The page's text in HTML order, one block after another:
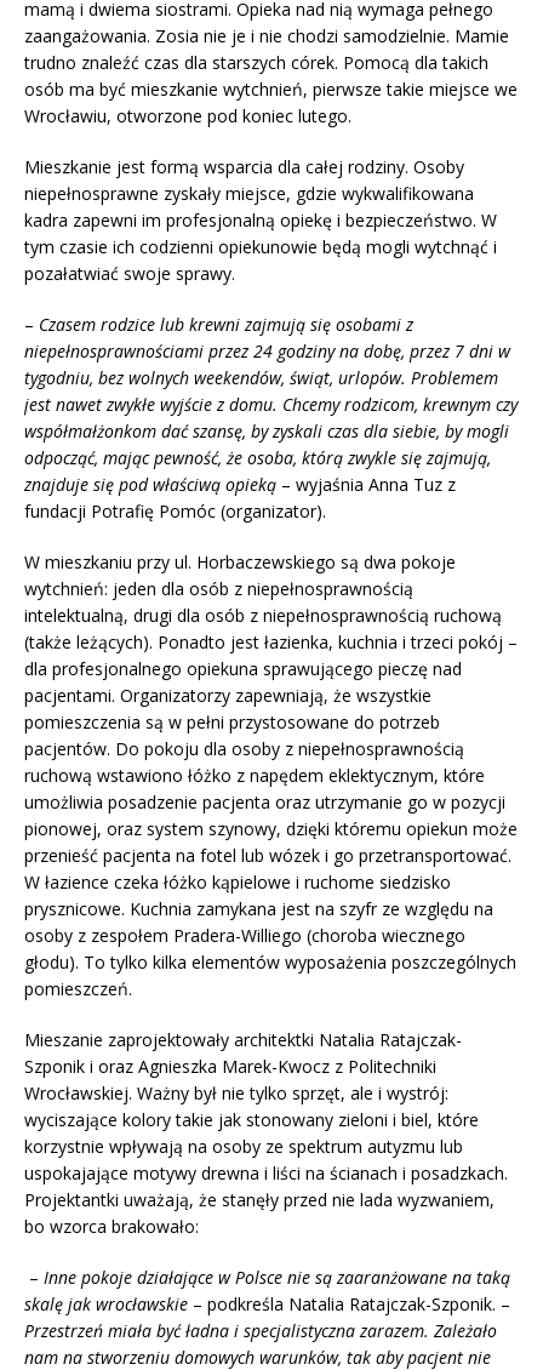
mamą i dwiema siostrami. Opieka nad nią wymaga pełnego
zaangażowania. Zosia nie je i nie chodzi samodzielnie. Mamie
trudno znaleźć czas dla starszych córek. Pomocą dla takich
osób ma być mieszkanie wytchnień, pierwsze takie miejsce we
Wrocławiu, otworzone pod koniec lutego.
Mieszkanie jest formą wsparcia dla całej rodziny. Osoby
niepełnosprawne zyskały miejsce, gdzie wykwalifikowana
kadra zapewni im profesjonalną opiekę i bezpieczeństwo. W
tym czasie ich codzienni opiekunowie będą mogli wytchnąć i
pozałatwiać swoje sprawy.
– Czasem rodzice lub krewni zajmują się osobami z
niepełnosprawnościami przez 24 godziny na dobę, przez 7 dni w
tygodniu, bez wolnych weekendów, świąt, urlopów. Problemem
jest nawet zwykłe wyjście z domu. Chcemy rodzicom, krewnym czy
współmałżonkom dać szansę, by zyskali czas dla siebie, by mogli
odpocząć, mając pewność, że osoba, którą zwykle się zajmują,
znajduje się pod właściwą opieką – wyjaśnia Anna Tuz z
fundacji Potrafię Pomóc (organizator).
W mieszkaniu przy ul. Horbaczewskiego są dwa pokoje
wytchnień: jeden dla osób z niepełnosprawnością
intelektualną, drugi dla osób z niepełnosprawnością ruchową
(także leżących). Ponadto jest łazienka, kuchnia i trzeci pokój –
dla profesjonalnego opiekuna sprawującego pieczę nad
pacjentami. Organizatorzy zapewniają, że wszystkie
pomieszczenia są w pełni przystosowane do potrzeb
pacjentów. Do pokoju dla osoby z niepełnosprawnością
ruchową wstawiono łóżko z napędem eklektycznym, które
umożliwia posadzenie pacjenta oraz utrzymanie go w pozycji
pionowej, oraz system szynowy, dzięki któremu opiekun może
przenieść pacjenta na fotel lub wózek i go przetransportować.
W łazience czeka łóżko kąpielowe i ruchome siedzisko
prysznicowe. Kuchnia zamykana jest na szyfr ze względu na
osoby z zespołem Pradera-Williego (choroba wiecznego
głodu). To tylko kilka elementów wyposażenia poszczególnych
pomieszczeń.
Mieszanie zaprojektowały architektki Natalia Ratajczak-
Szponik i oraz Agnieszka Marek-Kwocz z Politechniki
Wrocławskiej. Ważny był nie tylko sprzęt, ale i wystrój:
wyciszające kolory takie jak stonowany zieloni i biel, które
korzystnie wpływają na osoby ze spektrum autyzmu lub
uspokajające motywy drewna i liści na ścianach i posadzkach.
Projektantki uważają, że stanęły przed nie lada wyzwaniem,
bo wzorca brakowało:
– Inne pokoje działające w Polsce nie są zaaranżowane na taką
skalę jak wrocławskie – podkreśla Natalia Ratajczak-Szponik. –
Przestrzeń miała być ładna i specjalistyczna zarazem. Zależało
nam na stworzeniu domowych warunków, tak aby pacjent nie